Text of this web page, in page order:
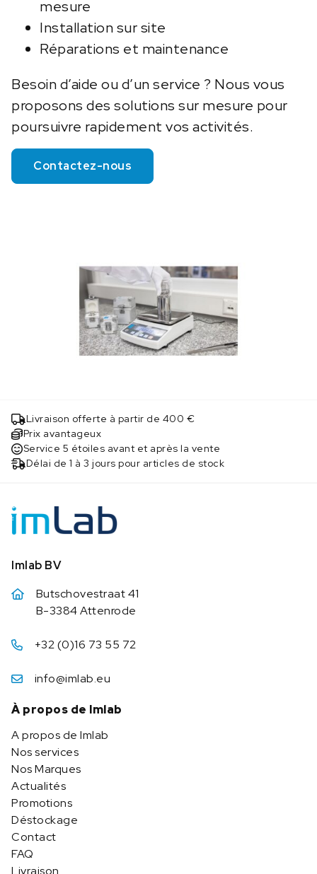
mesure
Installation sur site
Réparations et maintenance
Besoin d’aide ou d’un service ? Nous vous
proposons des solutions sur mesure pour
poursuivre rapidement vos activités.
Contactez-nous
Livraison offerte à partir de 400 €
Prix avantageux
Service 5 étoiles avant et après la vente
Délai de 1 à 3 jours pour articles de stock
Imlab BV
Butschovestraat 41
B-3384 Attenrode
+32 (0)16 73 55 72
info@imlab.eu
À propos de Imlab
A propos de Imlab
Nos services
Nos Marques
Actualités
Promotions
Déstockage
Contact
FAQ
Livraison